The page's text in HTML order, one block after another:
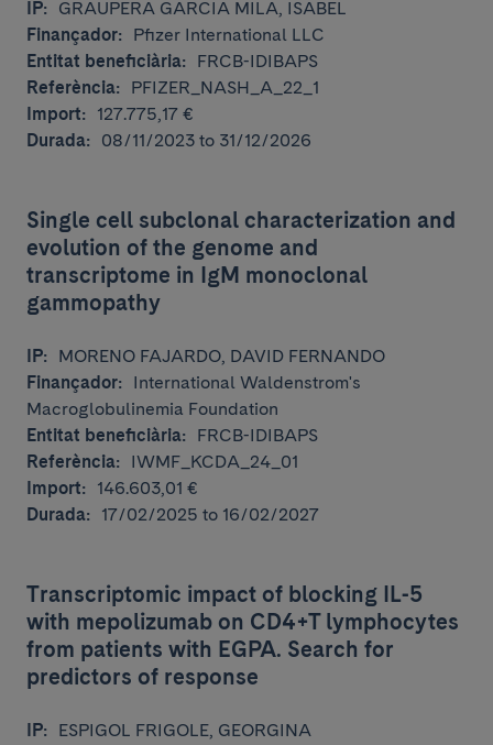
IP:
GRAUPERA GARCIA MILA, ISABEL
Finançador:
Pfizer International LLC
Entitat beneficiària:
FRCB-IDIBAPS
Referència:
PFIZER_NASH_A_22_1
Import:
127.775,17 €
Durada:
08/11/2023 to 31/12/2026
Single cell subclonal characterization and
evolution of the genome and
transcriptome in IgM monoclonal
gammopathy
IP:
MORENO FAJARDO, DAVID FERNANDO
Finançador:
International Waldenstrom's
Macroglobulinemia Foundation
Entitat beneficiària:
FRCB-IDIBAPS
Referència:
IWMF_KCDA_24_01
Import:
146.603,01 €
Durada:
17/02/2025 to 16/02/2027
Transcriptomic impact of blocking IL-5
with mepolizumab on CD4+T lymphocytes
from patients with EGPA. Search for
predictors of response
IP:
ESPIGOL FRIGOLE, GEORGINA